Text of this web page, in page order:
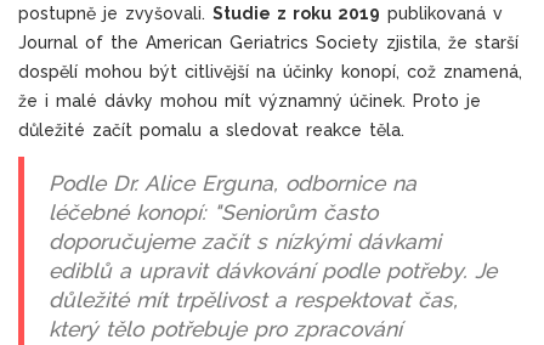
postupně je zvyšovali. Studie z roku 2019 publikovaná v
Journal of the American Geriatrics Society zjistila, že starší
dospělí mohou být citlivější na účinky konopí, což znamená,
že i malé dávky mohou mít významný účinek. Proto je
důležité začít pomalu a sledovat reakce těla.
Podle Dr. Alice Erguna, odbornice na
léčebné konopí: "Seniorům často
doporučujeme začít s nízkými dávkami
ediblů a upravit dávkování podle potřeby. Je
důležité mít trpělivost a respektovat čas,
který tělo potřebuje pro zpracování